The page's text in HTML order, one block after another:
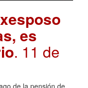
es
. 11 de
de la pensión de